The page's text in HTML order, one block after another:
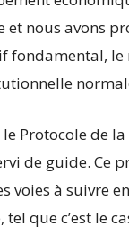
nous avons
fondamental,
Protocole de la
de guide. Ce
à suivre
que c’est le